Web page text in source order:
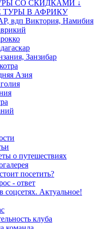
СО СКИДКАМИ ↓
ТУРЫ В АФРИКУ
вдп Виктория, Намибия
Занзибар
Азия
о путешествиях
посетить?
- ответ
Актуальное!
клуба